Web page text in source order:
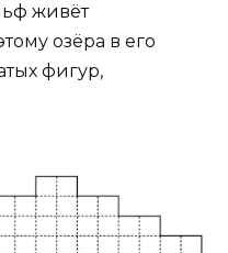
живёт
озёра в его
фигур,